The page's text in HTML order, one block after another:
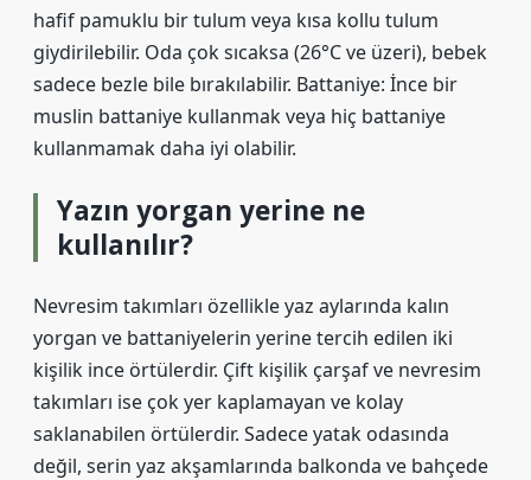
hafif pamuklu bir tulum veya kısa kollu tulum
giydirilebilir. Oda çok sıcaksa (26°C ve üzeri), bebek
sadece bezle bile bırakılabilir. Battaniye: İnce bir
muslin battaniye kullanmak veya hiç battaniye
kullanmamak daha iyi olabilir.
Yazın yorgan yerine ne
kullanılır?
Nevresim takımları özellikle yaz aylarında kalın
yorgan ve battaniyelerin yerine tercih edilen iki
kişilik ince örtülerdir. Çift kişilik çarşaf ve nevresim
takımları ise çok yer kaplamayan ve kolay
saklanabilen örtülerdir. Sadece yatak odasında
değil, serin yaz akşamlarında balkonda ve bahçede